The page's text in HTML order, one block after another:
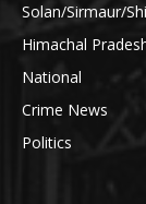
Solan/Sirmaur/
Himachal
National
Crime News
Politics